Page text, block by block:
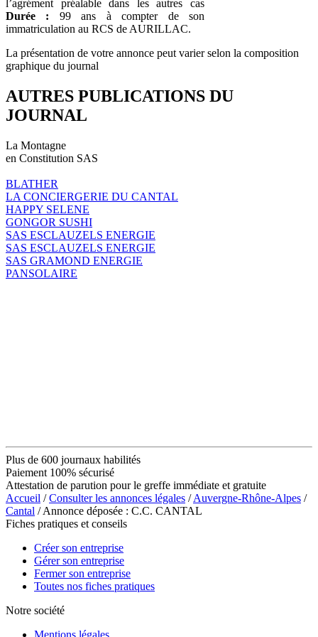
l’agrément préalable dans les autres cas
Durée : 99 ans à compter de son
immatriculation au RCS de AURILLAC.
La présentation de votre annonce peut varier selon la composition
graphique du journal
AUTRES PUBLICATIONS DU
JOURNAL
La Montagne
en Constitution SAS
BLATHER
LA CONCIERGERIE DU CANTAL
HAPPY SELENE
GONGOR SUSHI
SAS ESCLAUZELS ENERGIE
SAS ESCLAUZELS ENERGIE
SAS GRAMOND ENERGIE
PANSOLAIRE
Plus de 600 journaux habilités
Paiement 100% sécurisé
Attestation de parution pour le greffe immédiate et gratuite
Accueil /Consulter les annonces légales /Auvergne-Rhône-Alpes /
Cantal / Annonce déposée : C.C. CANTAL
Fiches pratiques et conseils
Créer son entreprise
Gérer son entreprise
Fermer son entreprise
Toutes nos fiches pratiques
Notre société
Mentions légales